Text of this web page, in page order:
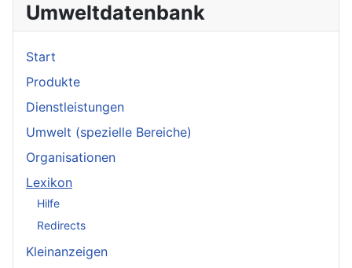
Umweltdatenbank
Start
Produkte
Dienstleistungen
Umwelt (spezielle Bereiche)
Organisationen
Lexikon
Hilfe
Redirects
Kleinanzeigen